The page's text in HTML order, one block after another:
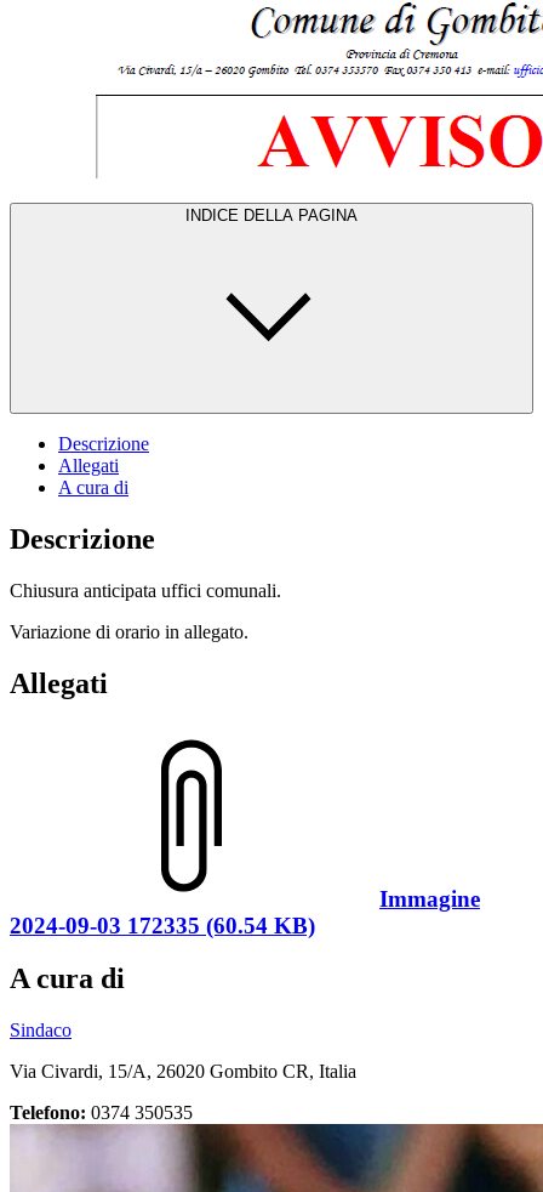
INDICE DELLA PAGINA
Descrizione
Allegati
A cura di
Descrizione
Chiusura anticipata uffici comunali.
Variazione di orario in allegato.
Allegati
Immagine
2024-09-03 172335 (60.54 KB)
A cura di
Sindaco
Via Civardi, 15/A, 26020 Gombito CR, Italia
Telefono: 0374 350535